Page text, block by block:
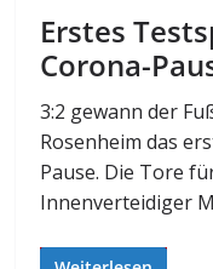
Erstes
Corona-
3:2 gewann der
Rosenheim das
Pause. Die Tore
Innenverteidiger